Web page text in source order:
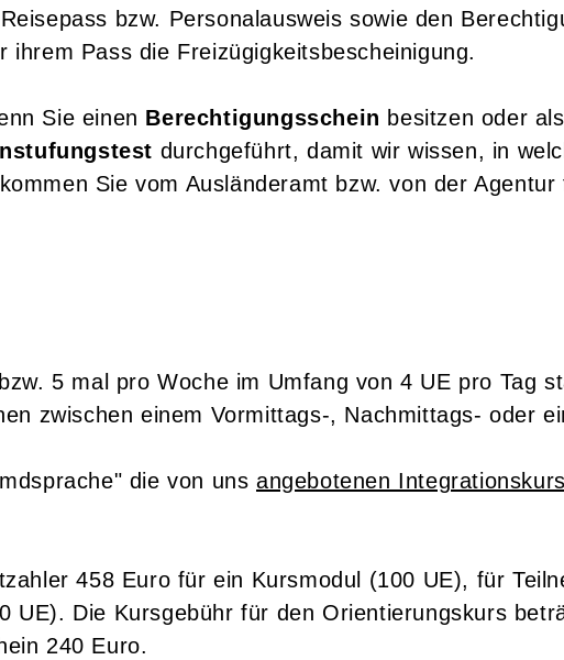
bzw. Personalausweis sowie den
Pass die Freizügigkeitsbescheinigung.
Sie einen Berechtigungsschein besitzen oder
durchgeführt, damit wir wissen, in
Sie vom Ausländeramt bzw. von der Agentur
5 mal pro Woche im Umfang von 4 UE pro Tag
zwischen einem Vormittags-, Nachmittags- oder
die von uns angebotenen
458 Euro für ein Kursmodul (100 UE), für
UE). Die Kursgebühr für den Orientierungskurs
240 Euro.